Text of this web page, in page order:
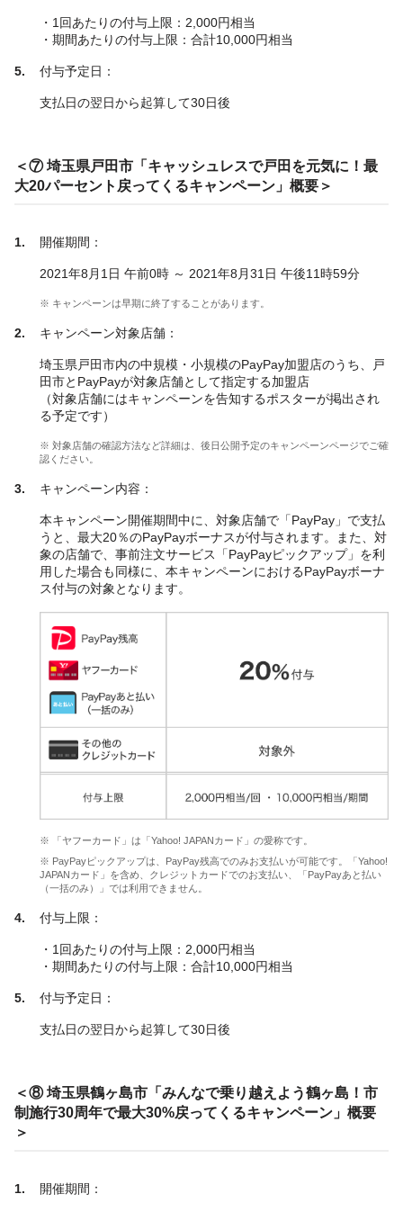
・1回あたりの付与上限：2,000円相当
・期間あたりの付与上限：合計10,000円相当
付与予定日：
支払日の翌日から起算して30日後
＜⑦ 埼玉県戸田市「キャッシュレスで戸田を元気に！最
大20パーセント戻ってくるキャンペーン」概要＞
開催期間：
2021年8月1日 午前0時 ～ 2021年8月31日 午後11時59分
※ キャンペーンは早期に終了することがあります。
キャンペーン対象店舗：
埼玉県戸田市内の中規模・小規模のPayPay加盟店のうち、戸
田市とPayPayが対象店舗として指定する加盟店
（対象店舗にはキャンペーンを告知するポスターが掲出され
る予定です）
※ 対象店舗の確認方法など詳細は、後日公開予定のキャンペーンページでご確
認ください。
キャンペーン内容：
本キャンペーン開催期間中に、対象店舗で「PayPay」で支払
うと、最大20％のPayPayボーナスが付与されます。また、対
象の店舗で、事前注文サービス「PayPayピックアップ」を利
用した場合も同様に、本キャンペーンにおけるPayPayボーナ
ス付与の対象となります。
※ 「ヤフーカード」は「Yahoo! JAPANカード」の愛称です。
※ PayPayピックアップは、PayPay残高でのみお支払いが可能です。「Yahoo!
JAPANカード」を含め、クレジットカードでのお支払い、「PayPayあと払い
（一括のみ）」では利用できません。
付与上限：
・1回あたりの付与上限：2,000円相当
・期間あたりの付与上限：合計10,000円相当
付与予定日：
支払日の翌日から起算して30日後
＜⑧ 埼玉県鶴ヶ島市「みんなで乗り越えよう鶴ヶ島！市
制施行30周年で最大30%戻ってくるキャンペーン」概要
＞
開催期間：